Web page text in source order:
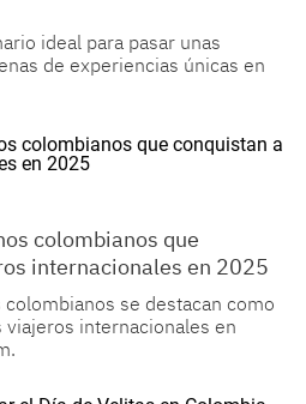
ideal para pasar unas
de experiencias únicas en
colombianos que
internacionales en 2025
se destacan como
internacionales en